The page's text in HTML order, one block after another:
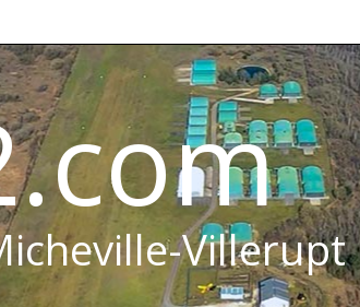
Villerupt